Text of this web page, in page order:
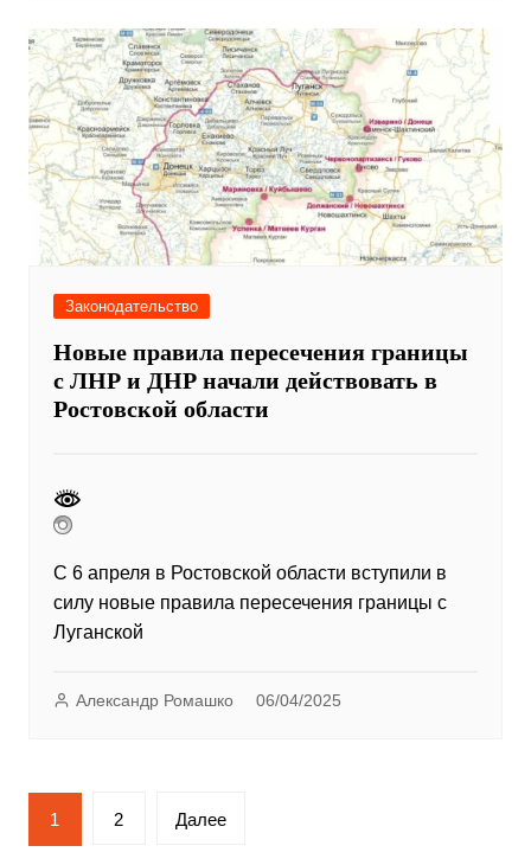
Законодательство
Новые правила пересечения границы
с ЛНР и ДНР начали действовать в
Ростовской области
С 6 апреля в Ростовской области вступили в
силу новые правила пересечения границы с
Луганской
Александр Ромашко 06/04/2025
Пагинация
записей
1 2 Далее